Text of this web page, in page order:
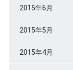
2015年6月
2015年5月
2015年4月